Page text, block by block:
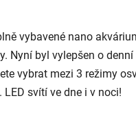
vybavené nano
Nyní byl vylepšen o
vybrat mezi 3 režimy
svítí ve dne i v noci!